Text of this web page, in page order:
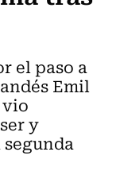
el paso a
Emil
vio
y